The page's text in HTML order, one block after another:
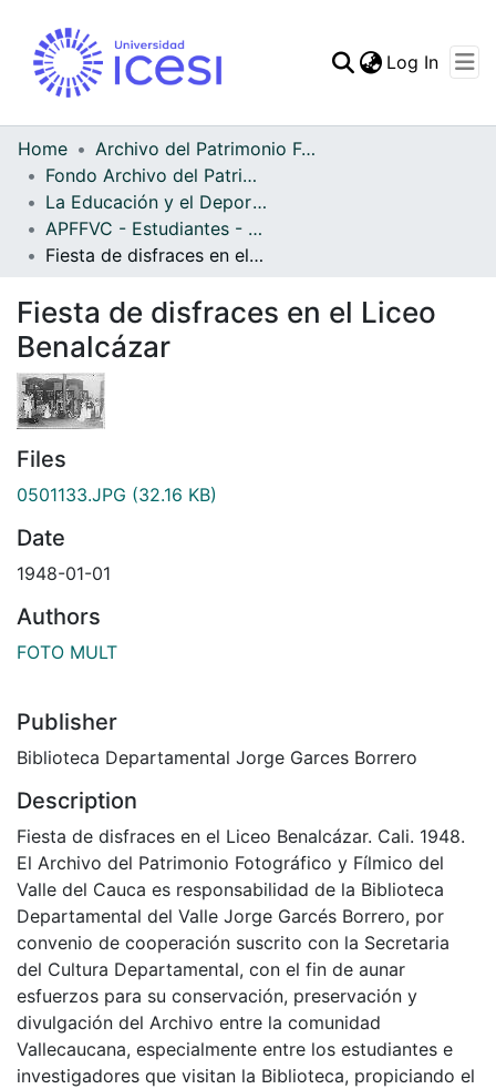
Log In
Home
Archivo del Patrimonio Fotográfico y Fílmico del Valle del Cauca
Fondo Archivo del Patrimonio Fotográfico y Fílmico del Valle del Cauca
La Educación y el Deporte
APFFVC - Estudiantes - Patrimonial
Fiesta de disfraces en el Liceo Benalcázar
Fiesta de disfraces en el Liceo
Benalcázar
Files
0501133.JPG (32.16 KB)
Date
1948-01-01
Authors
FOTO MULT
Publisher
Biblioteca Departamental Jorge Garces Borrero
Description
Fiesta de disfraces en el Liceo Benalcázar. Cali. 1948.
El Archivo del Patrimonio Fotográfico y Fílmico del
Valle del Cauca es responsabilidad de la Biblioteca
Departamental del Valle Jorge Garcés Borrero, por
convenio de cooperación suscrito con la Secretaria
del Cultura Departamental, con el fin de aunar
esfuerzos para su conservación, preservación y
divulgación del Archivo entre la comunidad
Vallecaucana, especialmente entre los estudiantes e
investigadores que visitan la Biblioteca, propiciando el